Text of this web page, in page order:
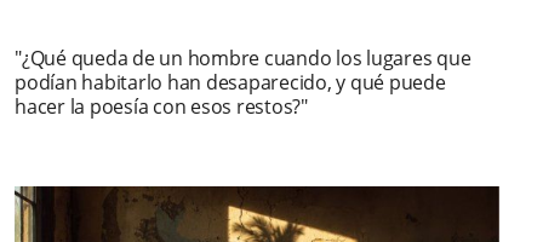
"¿Qué queda de un hombre cuando los lugares que
podían habitarlo han desaparecido, y qué puede
hacer la poesía con esos restos?"